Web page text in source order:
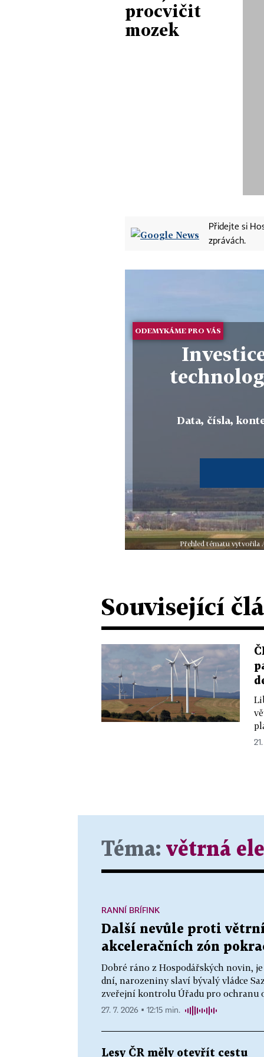
procvičit
mozek
Přidejte si
zprávách.
ODEMYKÁME PRO VÁS
Data, čísla,
Přehled tématu vytvořila
Související
Téma: větrná
Další nevůle proti
akceleračních zón
Dobré ráno z Hospodářských novin,
dní, narozeniny slaví bývalý vládce
zveřejní kontrolu Úřadu pro ochranu
RANNÍ BRÍFINK
27. 7. 2026 ▪ 12:15 min.
Lesy ČR měly otevřít cestu